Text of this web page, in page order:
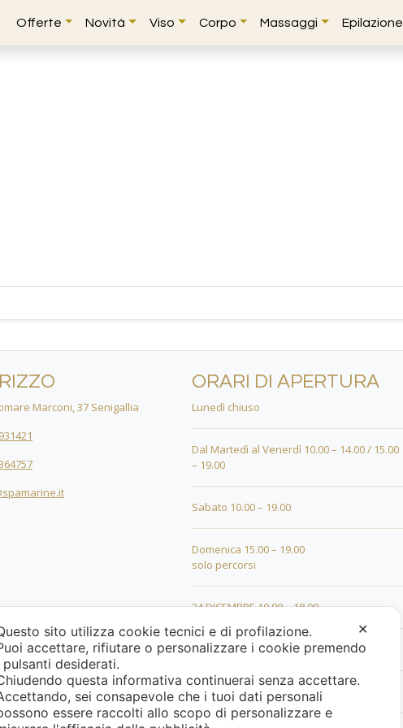
Offerte Novità Viso Corpo Massaggi Epilazione
Marconi, 37 Senigallia
ORARI DI APERTURA
Lunedì chiuso
Dal Martedì al Venerdì 10.00 – 14.00 / 15.00
– 19.00
Sabato 10.00 – 19.00
Domenica 15.00 – 19.00
solo percorsi
24 DICEMBRE 10.00 – 18.00
25 DICEMBRE 15.00 – 19.00
26 DICEMBRE 15.00 – 19.00
✕
sito utilizza cookie tecnici e di profilazione.
accettare, rifiutare o personalizzare i cookie premendo
pulsanti desiderati.
questa informativa continuerai senza accettare.
sei consapevole che i tuoi dati personali
essere raccolti allo scopo di personalizzare e